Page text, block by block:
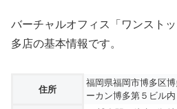
バーチャルオフィス「ワンスト
多店の基本情報です。
住所
福岡県福岡市博多区
ーカン博多第５ビル内